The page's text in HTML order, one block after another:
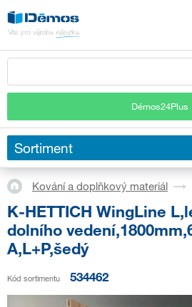
Démos24Plus
Sortiment
Kování a doplňkový materiál
K-HETTICH WingLine
dolního
A,L+P,šedý
Kód sortimentu 534462